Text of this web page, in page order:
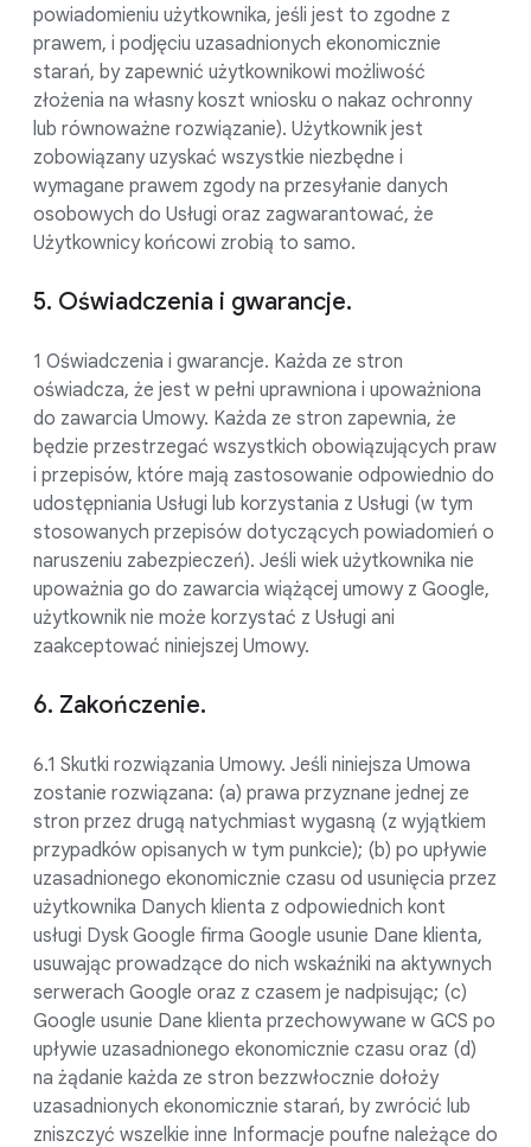
powiadomieniu użytkownika, jeśli jest to zgodne z
prawem, i podjęciu uzasadnionych ekonomicznie
starań, by zapewnić użytkownikowi możliwość
złożenia na własny koszt wniosku o nakaz ochronny
lub równoważne rozwiązanie). Użytkownik jest
zobowiązany uzyskać wszystkie niezbędne i
wymagane prawem zgody na przesyłanie danych
osobowych do Usługi oraz zagwarantować, że
Użytkownicy końcowi zrobią to samo.
5. Oświadczenia i gwarancje.
1 Oświadczenia i gwarancje. Każda ze stron
oświadcza, że jest w pełni uprawniona i upoważniona
do zawarcia Umowy. Każda ze stron zapewnia, że
będzie przestrzegać wszystkich obowiązujących praw
i przepisów, które mają zastosowanie odpowiednio do
udostępniania Usługi lub korzystania z Usługi (w tym
stosowanych przepisów dotyczących powiadomień o
naruszeniu zabezpieczeń). Jeśli wiek użytkownika nie
upoważnia go do zawarcia wiążącej umowy z Google,
użytkownik nie może korzystać z Usługi ani
zaakceptować niniejszej Umowy.
6. Zakończenie.
6.1 Skutki rozwiązania Umowy. Jeśli niniejsza Umowa
zostanie rozwiązana: (a) prawa przyznane jednej ze
stron przez drugą natychmiast wygasną (z wyjątkiem
przypadków opisanych w tym punkcie); (b) po upływie
uzasadnionego ekonomicznie czasu od usunięcia przez
użytkownika Danych klienta z odpowiednich kont
usługi Dysk Google firma Google usunie Dane klienta,
usuwając prowadzące do nich wskaźniki na aktywnych
serwerach Google oraz z czasem je nadpisując; (c)
Google usunie Dane klienta przechowywane w GCS po
upływie uzasadnionego ekonomicznie czasu oraz (d)
na żądanie każda ze stron bezzwłocznie dołoży
uzasadnionych ekonomicznie starań, by zwrócić lub
zniszczyć wszelkie inne Informacje poufne należące do